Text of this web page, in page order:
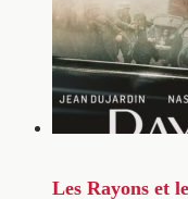
Les Rayons et